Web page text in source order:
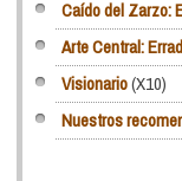
Caído del Zarzo:
Arte Central:
Visionario(X10)
Nuestros